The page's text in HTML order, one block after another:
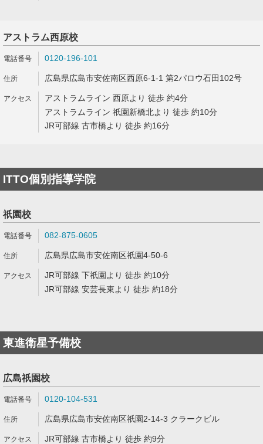
アストラム西原校
0120-196-101
広島県広島市安佐南区西原6-1-1 第2パロウ石田102号
アストラムライン 西原より 徒歩 約4分
アストラムライン 祇園新橋北より 徒歩 約10分
JR可部線 古市橋より 徒歩 約16分
ITTO個別指導学院
祇園校
082-875-0605
広島県広島市安佐南区祇園4-50-6
JR可部線 下祇園より 徒歩 約10分
JR可部線 安芸長束より 徒歩 約18分
東進衛星予備校
広島祇園校
0120-104-531
広島県広島市安佐南区祇園2-14-3 クラークビル
JR可部線 古市橋より 徒歩 約9分